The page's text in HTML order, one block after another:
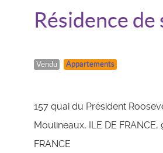
Résidence
Vendu Appartements
157 quai du Président
Moulineaux, ILE DE FRANCE,
FRANCE